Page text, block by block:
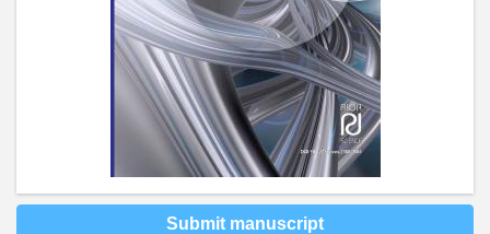
Submit manuscript